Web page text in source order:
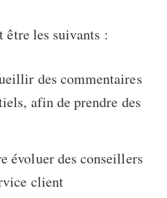
les suivants :
des commentaires
afin de prendre des
évoluer des conseillers
client